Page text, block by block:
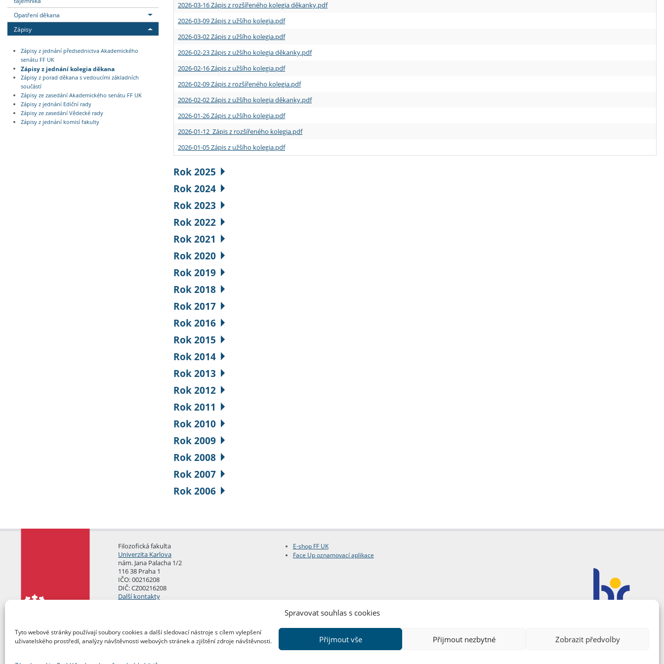
Spravovat souhlas s cookies
Tyto webové stránky používají soubory cookies a další sledovací nástroje s cílem vylepšení
uživatelského prostředí, analýzy návštěvnosti webových stránek a zjištění zdroje návštěvnosti.
Přijmout vše Přijmout nezbytné Zobrazit předvolby
Opatření děkana
Zápisy
Zápisy z jednání předsednictva Akademického
senátu FF UK
Zápisy z jednání kolegia děkana
Zápisy z porad děkana s vedoucími základních
součástí
Zápisy ze zasedání Akademického senátu FF UK
Zápisy z jednání Ediční rady
Zápisy ze zasedání Vědecké rady
Zápisy z jednání komisí fakulty
2026-03-16 Zápis z rozšířeného kolegia děkanky.pdf
2026-03-09 Zápis z užšího kolegia.pdf
2026-03-02 Zápis z užšího kolegia.pdf
2026-02-23 Zápis z užšího kolegia děkanky.pdf
2026-02-16 Zápis z užšího kolegia.pdf
2026-02-09 Zápis z rozšířeného kolegia.pdf
2026-02-02 Zápis z užšího kolegia děkanky.pdf
2026-01-26 Zápis z užšího kolegia.pdf
2026-01-12 Zápis z rozšířeného kolegia.pdf
2026-01-05 Zápis z užšího kolegia.pdf
Rok 2025
Rok 2024
Rok 2023
Rok 2022
Rok 2021
Rok 2020
Rok 2019
Rok 2018
Rok 2017
Rok 2016
Rok 2015
Rok 2014
Rok 2013
Rok 2012
Rok 2011
Rok 2010
Rok 2009
Rok 2008
Rok 2007
Rok 2006
Filozofická fakulta
Univerzita Karlova
nám. Jana Palacha 1/2
116 38 Praha 1
IČO: 00216208
DIČ: CZ00216208
Další kontakty
E-shop FF UK
Face Up oznamovací aplikace